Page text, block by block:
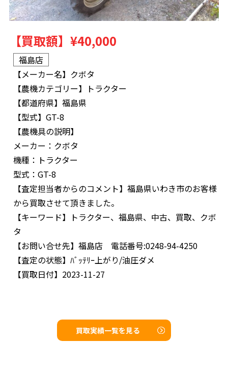
【買取額】 ¥40,000
福島店
【メーカー名】 クボタ
【農機カテゴリー】
トラクター
【都道府県】 福島県
【型式】 GT-8
【農機具の説明】
メーカー：クボタ
機種：トラクター
型式：GT-8
【査定担当者からのコメント】 福島県いわき市のお客様
から買取させて頂きました。
【キーワード】
トラクター、福島県、中古、買取、クボ
タ
【お問い合せ先】 福島店 電話番号:0248-94-4250
【査定の状態】 ﾊﾞｯﾃﾘｰ上がり/油圧ダメ
【買取日付】 2023-11-27
買取実績一覧を見る